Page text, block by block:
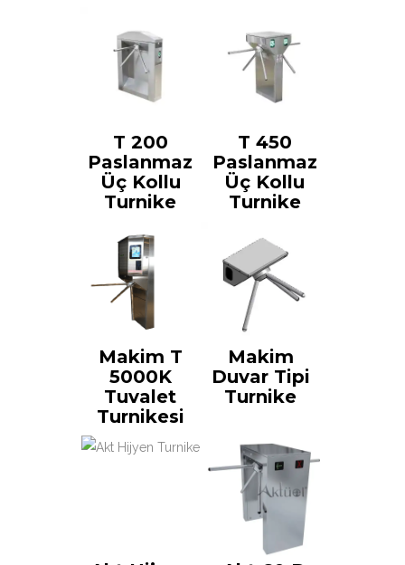
T 200
Paslanmaz
Üç Kollu
Turnike
T 450
Paslanmaz
Üç Kollu
Turnike
Makim T
5000K
Tuvalet
Turnikesi
Makim
Duvar Tipi
Turnike